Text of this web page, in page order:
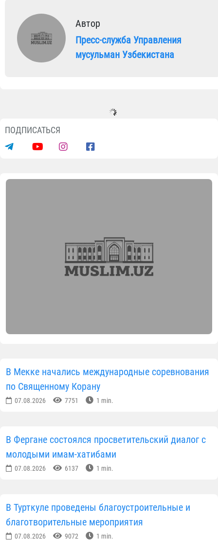
Автор
Пресс-служба Управления
мусульман Узбекистана
ПОДПИСАТЬСЯ
В Мекке начались международные соревнования
по Священному Корану
07.08.2026 7751 1 min.
В Фергане состоялся просветительский диалог с
молодыми имам-хатибами
07.08.2026 6137 1 min.
В Турткуле проведены благоустроительные и
благотворительные мероприятия
07.08.2026 9072 1 min.